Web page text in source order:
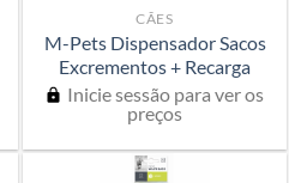
CÃES
M-Pets Dispensador Sacos
Excrementos + Recarga
Inicie sessão para ver os
preços